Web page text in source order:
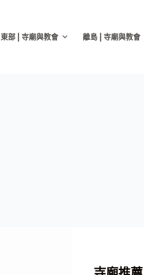
東部 | 寺廟與教會 離島 | 寺廟與教會